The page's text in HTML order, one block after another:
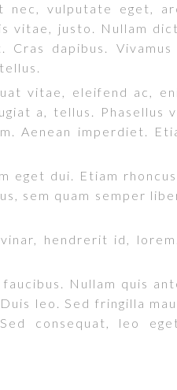
nec, vulputate eget,
vitae, justo. Nullam
dapibus. Vivamus
vitae, eleifend ac,
a, tellus. Phasellus
Aenean imperdiet.
eget dui. Etiam
sem quam semper
hendrerit id,
Nullam quis
leo. Sed fringilla
consequat, leo